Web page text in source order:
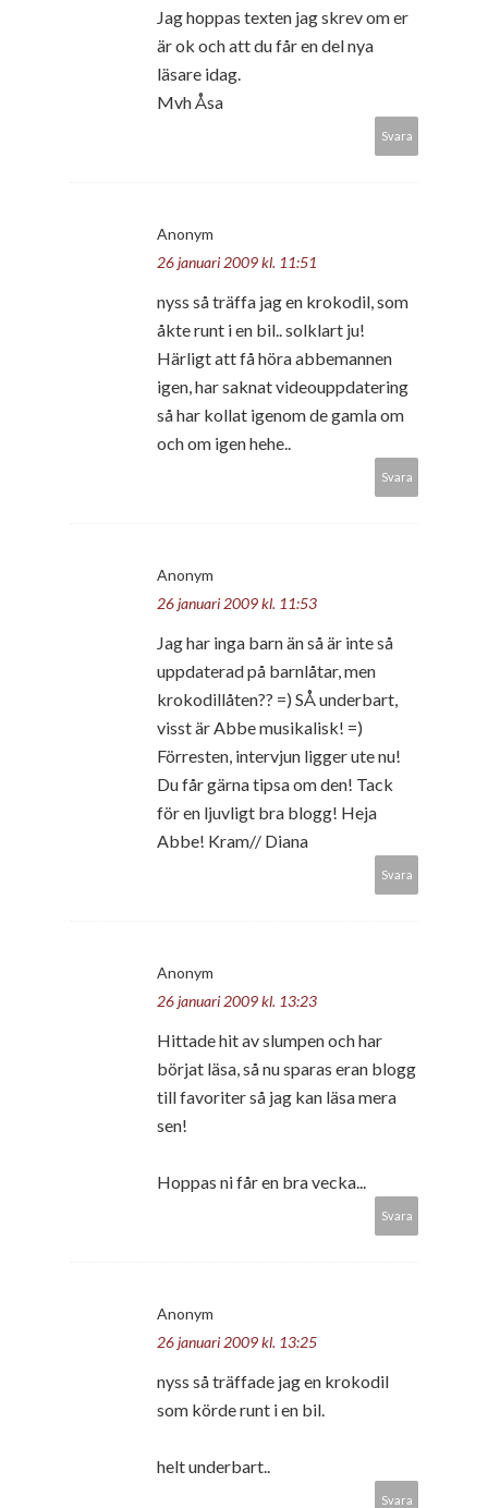
Jag hoppas texten jag skrev om er
är ok och att du får en del nya
läsare idag.
Mvh Åsa
Svara
Anonym
26 januari 2009 kl. 11:51
nyss så träffa jag en krokodil, som
åkte runt i en bil.. solklart ju!
Härligt att få höra abbemannen
igen, har saknat videouppdatering
så har kollat igenom de gamla om
och om igen hehe..
Svara
Anonym
26 januari 2009 kl. 11:53
Jag har inga barn än så är inte så
uppdaterad på barnlåtar, men
krokodillåten?? =) SÅ underbart,
visst är Abbe musikalisk! =)
Förresten, intervjun ligger ute nu!
Du får gärna tipsa om den! Tack
för en ljuvligt bra blogg! Heja
Abbe! Kram// Diana
Svara
Anonym
26 januari 2009 kl. 13:23
Hittade hit av slumpen och har
börjat läsa, så nu sparas eran blogg
till favoriter så jag kan läsa mera
sen!
Hoppas ni får en bra vecka...
Svara
Anonym
26 januari 2009 kl. 13:25
nyss så träffade jag en krokodil
som körde runt i en bil.
helt underbart..
Svara